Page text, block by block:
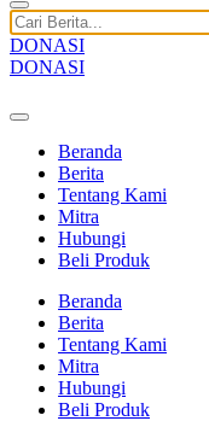
DONASI
DONASI
Beranda
Berita
Tentang Kami
Mitra
Hubungi
Beli Produk
Beranda
Berita
Tentang Kami
Mitra
Hubungi
Beli Produk